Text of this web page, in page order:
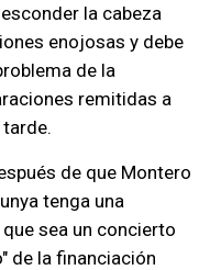
la cabeza
enojosas y debe
de la
remitidas a
de que Montero
tenga una
sea un concierto
de la financiación